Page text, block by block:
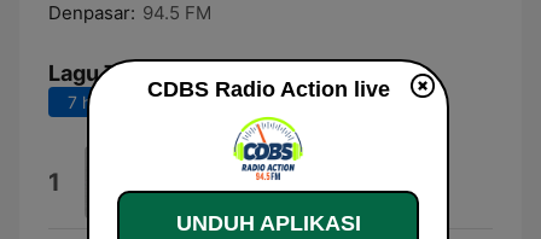
Denpasar: 94.5 FM
Lagu Teratas
7 hari terakhir 30 hari terakhir
1 Less Than a Lover
Ansaly
CDBS Radio Action live
UNDUH APLIKASI